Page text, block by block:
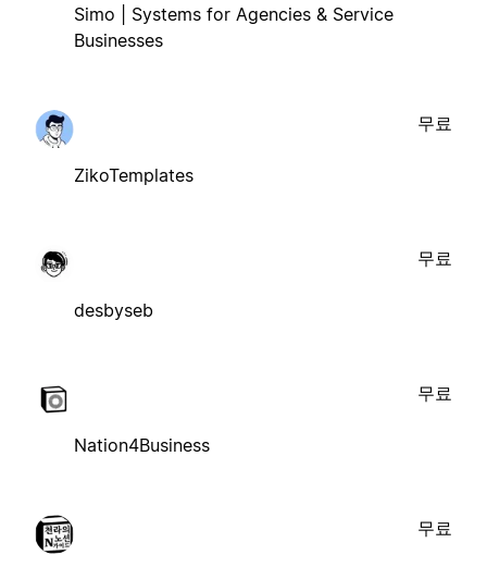
Simo | Systems for Agencies & Service
Businesses
ZikoTemplates
무료
desbyseb
무료
Nation4Business
무료
무료